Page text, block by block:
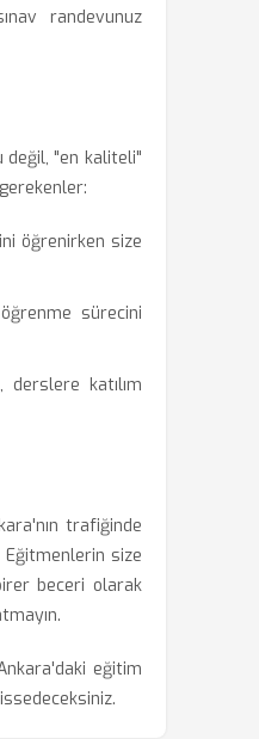
randevunuz
değil, "en kaliteli"
öğrenirken size
sürecini
derslere katılım
trafiğinde
Eğitmenlerin size
beceri olarak
eğitim